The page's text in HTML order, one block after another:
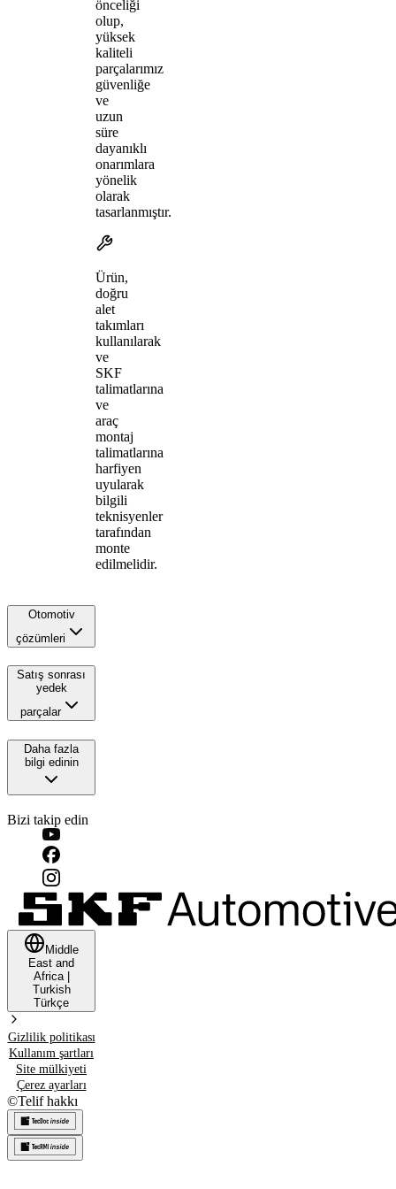
önceliği
olup,
yüksek
kaliteli
parçalarımız
güvenliğe
ve
uzun
süre
dayanıklı
onarımlara
yönelik
olarak
tasarlanmıştır.
Ürün,
doğru
alet
takımları
kullanılarak
ve
SKF
talimatlarına
ve
araç
montaj
talimatlarına
harfiyen
uyularak
bilgili
teknisyenler
tarafından
monte
edilmelidir.
Otomotiv
çözümleri
Satış sonrası
yedek
parçalar
Daha fazla
bilgi edinin
Bizi takip edin
Middle
East and
Africa|
Turkish
Türkçe
Gizlilik politikası
Kullanım şartları
Site mülkiyeti
Çerez ayarları
©Telif hakkı